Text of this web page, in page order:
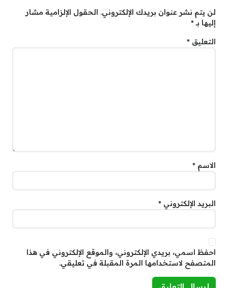
لن يتم نشر عنوان بريدك الإلكتروني. الحقول الإلزامية مشار
إليها بـ*
التعليق *
الاسم *
البريد الإلكتروني *
احفظ اسمي، بريدي الإلكتروني، والموقع الإلكتروني في هذا
المتصفح لاستخدامها المرة المقبلة في تعليقي.